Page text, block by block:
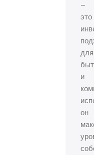
–
это
для
и
он